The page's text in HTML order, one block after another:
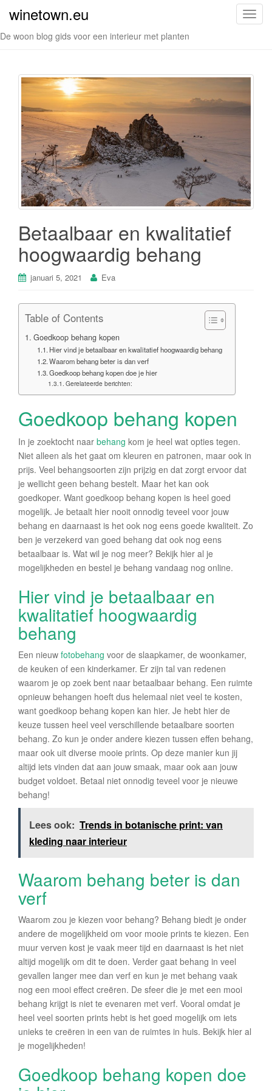
S
k
i
a
t
i
winetown.eu
De woon blog gids voor een interieur met planten
Betaalbaar en kwalitatief
hoogwaardig behang
januari 5, 2021 Eva
Table of Contents
Goedkoop behang kopen
Hier vind je betaalbaar en kwalitatief hoogwaardig behang
Waarom behang beter is dan verf
Goedkoop behang kopen doe je hier
Gerelateerde berichten:
Goedkoop behang kopen
In je zoektocht naar behang kom je heel wat opties tegen.
Niet alleen als het gaat om kleuren en patronen, maar ook in
prijs. Veel behangsoorten zijn prijzig en dat zorgt ervoor dat
je wellicht geen behang bestelt. Maar het kan ook
goedkoper. Want goedkoop behang kopen is heel goed
mogelijk. Je betaalt hier nooit onnodig teveel voor jouw
behang en daarnaast is het ook nog eens goede kwaliteit. Zo
ben je verzekerd van goed behang dat ook nog eens
betaalbaar is. Wat wil je nog meer? Bekijk hier al je
mogelijkheden en bestel je behang vandaag nog online.
Hier vind je betaalbaar en
kwalitatief hoogwaardig
behang
Een nieuw fotobehang voor de slaapkamer, de woonkamer,
de keuken of een kinderkamer. Er zijn tal van redenen
waarom je op zoek bent naar betaalbaar behang. Een ruimte
opnieuw behangen hoeft dus helemaal niet veel te kosten,
want goedkoop behang kopen kan hier. Je hebt hier de
keuze tussen heel veel verschillende betaalbare soorten
behang. Zo kun je onder andere kiezen tussen effen behang,
maar ook uit diverse mooie prints. Op deze manier kun jij
altijd iets vinden dat aan jouw smaak, maar ook aan jouw
budget voldoet. Betaal niet onnodig teveel voor je nieuwe
behang!
Lees ook: Trends in botanische print: van
kleding naar interieur
Waarom behang beter is dan
verf
Waarom zou je kiezen voor behang? Behang biedt je onder
andere de mogelijkheid om voor mooie prints te kiezen. Een
muur verven kost je vaak meer tijd en daarnaast is het niet
altijd mogelijk om dit te doen. Verder gaat behang in veel
gevallen langer mee dan verf en kun je met behang vaak
nog een mooi effect creëren. De sfeer die je met een mooi
behang krijgt is niet te evenaren met verf. Vooral omdat je
heel veel soorten prints hebt is het goed mogelijk om iets
unieks te creëren in een van de ruimtes in huis. Bekijk hier al
je mogelijkheden!
Goedkoop behang kopen doe